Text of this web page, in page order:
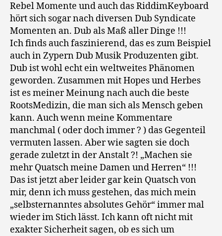
Rebel Momente und auch das RiddimKeyboard
hört sich sogar nach diversen Dub Syndicate
Momenten an. Dub als Maß aller Dinge !!!
Ich finds auch faszinierend, das es zum Beispiel
auch in Zypern Dub Musik Produzenten gibt.
Dub ist wohl echt ein weltweites Phänomen
geworden. Zusammen mit Hopes und Herbes
ist es meiner Meinung nach auch die beste
RootsMedizin, die man sich als Mensch geben
kann. Auch wenn meine Kommentare
manchmal ( oder doch immer ? ) das Gegenteil
vermuten lassen. Aber wie sagten sie doch
gerade zuletzt in der Anstalt ?! „Machen sie
mehr Quatsch meine Damen und Herren“ !!!
Das ist jetzt aber leider gar kein Quatsch von
mir, denn ich muss gestehen, das mich mein
„selbsternanntes absolutes Gehör“ immer mal
wieder im Stich lässt. Ich kann oft nicht mit
exakter Sicherheit sagen, ob es sich um